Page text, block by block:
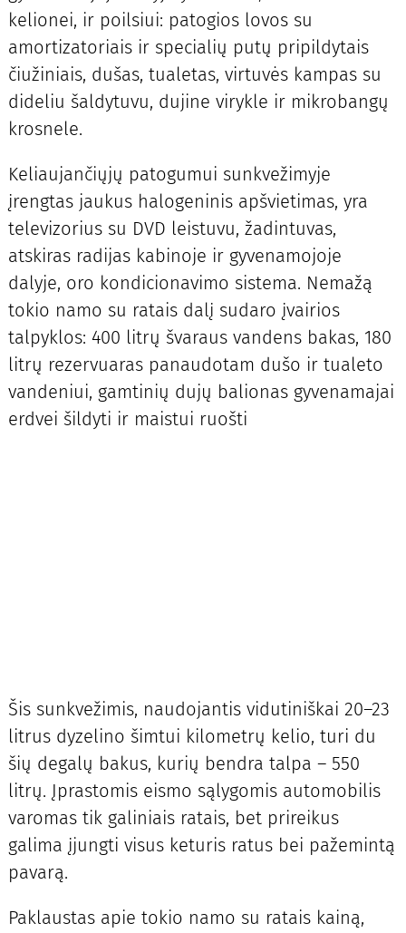
kelionei, ir poilsiui: patogios lovos su
amortizatoriais ir specialių putų pripildytais
čiužiniais, dušas, tualetas, virtuvės kampas su
dideliu šaldytuvu, dujine virykle ir mikrobangų
krosnele.
Keliaujančiųjų patogumui sunkvežimyje
įrengtas jaukus halogeninis apšvietimas, yra
televizorius su DVD leistuvu, žadintuvas,
atskiras radijas kabinoje ir gyvenamojoje
dalyje, oro kondicionavimo sistema. Nemažą
tokio namo su ratais dalį sudaro įvairios
talpyklos: 400 litrų švaraus vandens bakas, 180
litrų rezervuaras panaudotam dušo ir tualeto
vandeniui, gamtinių dujų balionas gyvenamajai
erdvei šildyti ir maistui ruošti
Šis sunkvežimis, naudojantis vidutiniškai 20–23
litrus dyzelino šimtui kilometrų kelio, turi du
šių degalų bakus, kurių bendra talpa – 550
litrų. Įprastomis eismo sąlygomis automobilis
varomas tik galiniais ratais, bet prireikus
galima įjungti visus keturis ratus bei pažemintą
pavarą.
Paklaustas apie tokio namo su ratais kainą,